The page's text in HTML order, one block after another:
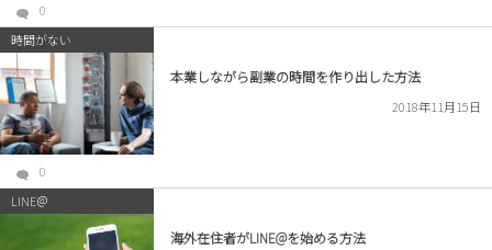
0
時間がない
本業しながら副業の時間を作り出した方法
2018年11月15日
0
LINE＠
海外在住者がLINE@を始める方法